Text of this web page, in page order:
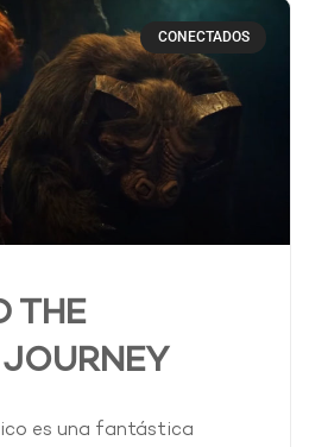
CONECTADOS
THE
es una fantástica